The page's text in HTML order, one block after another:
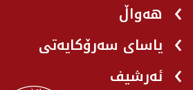
هه‌واڵ
یاسای سەرۆکایەتی
ئەرشیف